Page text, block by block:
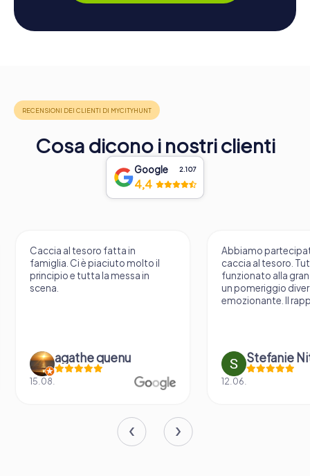
Cosa dicono i nostri clienti
Google 2.107
4,4
Caccia al tesoro fatta in
famiglia. Ci è piaciuto molto il
principio e tutta la messa in
scena.
agathe quenu
15.08.
Abbiamo
caccia al tesoro.
funzionato alla
un pomeriggio
emozionante. Il
Stefanie
12.06.